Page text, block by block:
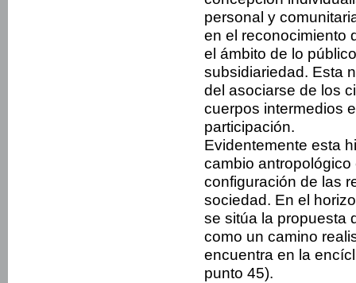
personal y
en el reconocimiento
el ámbito de lo
subsidiariedad. Esta
del asociarse de los
cuerpos intermedios
participación.
Evidentemente esta
cambio
configuración de las
sociedad. En el
se sitúa la propuesta
como un camino
encuentra en la
punto 45).